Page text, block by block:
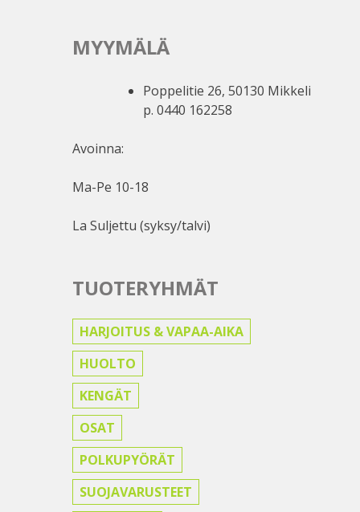
MYYMÄLÄ
Poppelitie 26, 50130 Mikkeli
p. 0440 162258
Avoinna:
Ma-Pe 10-18
La Suljettu (syksy/talvi)
TUOTERYHMÄT
HARJOITUS & VAPAA-AIKA
HUOLTO
KENGÄT
OSAT
POLKUPYÖRÄT
SUOJAVARUSTEET